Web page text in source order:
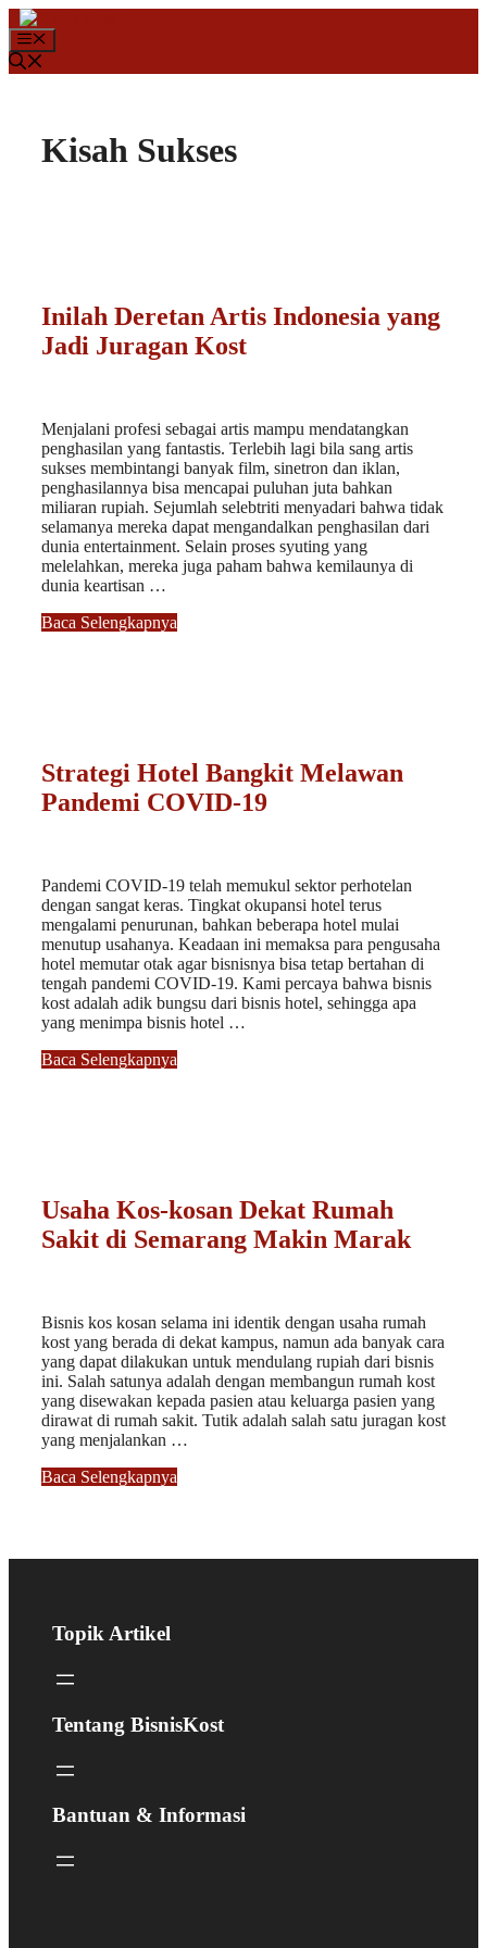
Langsung ke isi
Kisah Sukses
Inilah Deretan Artis Indonesia yang
Jadi Juragan Kost
Menjalani profesi sebagai artis mampu mendatangkan
penghasilan yang fantastis. Terlebih lagi bila sang artis
sukses membintangi banyak film, sinetron dan iklan,
penghasilannya bisa mencapai puluhan juta bahkan
miliaran rupiah. Sejumlah selebtriti menyadari bahwa tidak
selamanya mereka dapat mengandalkan penghasilan dari
dunia entertainment. Selain proses syuting yang
melelahkan, mereka juga paham bahwa kemilaunya di
dunia keartisan …
Baca Selengkapnya
Strategi Hotel Bangkit Melawan
Pandemi COVID-19
Pandemi COVID-19 telah memukul sektor perhotelan
dengan sangat keras. Tingkat okupansi hotel terus
mengalami penurunan, bahkan beberapa hotel mulai
menutup usahanya. Keadaan ini memaksa para pengusaha
hotel memutar otak agar bisnisnya bisa tetap bertahan di
tengah pandemi COVID-19. Kami percaya bahwa bisnis
kost adalah adik bungsu dari bisnis hotel, sehingga apa
yang menimpa bisnis hotel …
Baca Selengkapnya
Usaha Kos-kosan Dekat Rumah
Sakit di Semarang Makin Marak
Bisnis kos kosan selama ini identik dengan usaha rumah
kost yang berada di dekat kampus, namun ada banyak cara
yang dapat dilakukan untuk mendulang rupiah dari bisnis
ini. Salah satunya adalah dengan membangun rumah kost
yang disewakan kepada pasien atau keluarga pasien yang
dirawat di rumah sakit. Tutik adalah salah satu juragan kost
yang menjalankan …
Baca Selengkapnya
Topik Artikel
Tentang BisnisKost
Bantuan & Informasi